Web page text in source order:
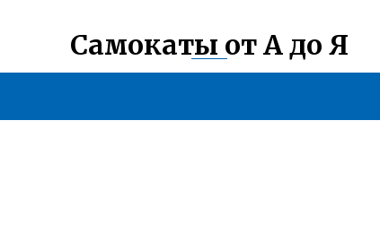
Самокаты от А до Я